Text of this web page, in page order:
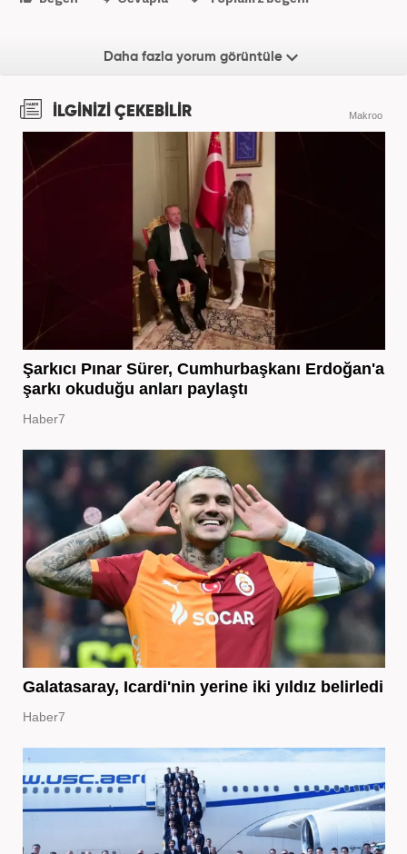
Daha fazla yorum görüntüle
İLGİNİZİ ÇEKEBİLİR Makroo
Şarkıcı Pınar Sürer, Cumhurbaşkanı Erdoğan'a
şarkı okuduğu anları paylaştı
Haber7
Galatasaray, Icardi'nin yerine iki yıldız belirledi
Haber7